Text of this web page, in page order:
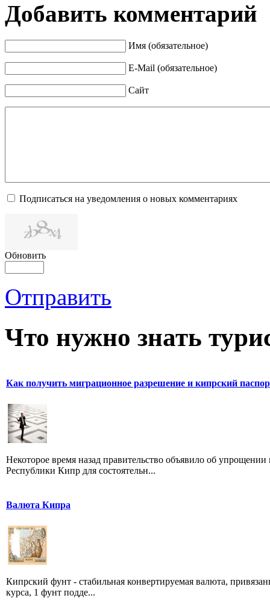
Добавить комментарий
Имя (обязательное)
E-Mail (обязательное)
Сайт
Подписаться на уведомления о новых комментариях
Обновить
Отправить
Что нужно знать
Как получить миграционное разрешение и кипрский
Некоторое время назад правительство объявило об
Республики Кипр для состоятельн...
Валюта Кипра
Кипрский фунт - стабильная конвертируемая валюта,
курса, 1 фунт подде...